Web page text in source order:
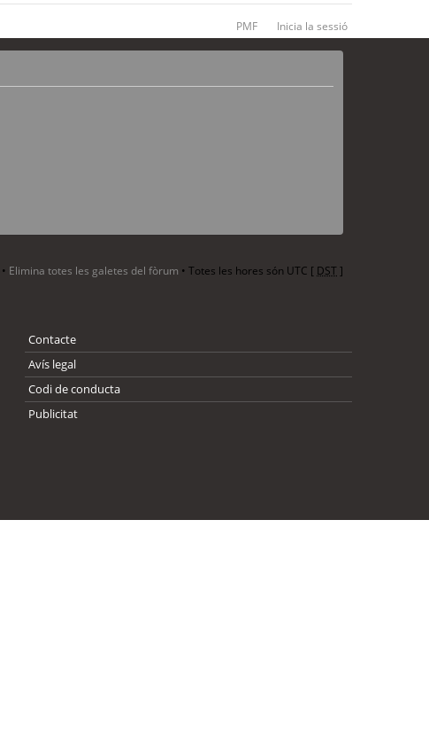
PMF Inicia la sessió
• Elimina totes les galetes del fòrum • Totes les hores són UTC [ DST]
Contacte
Avís legal
Codi de conducta
Publicitat